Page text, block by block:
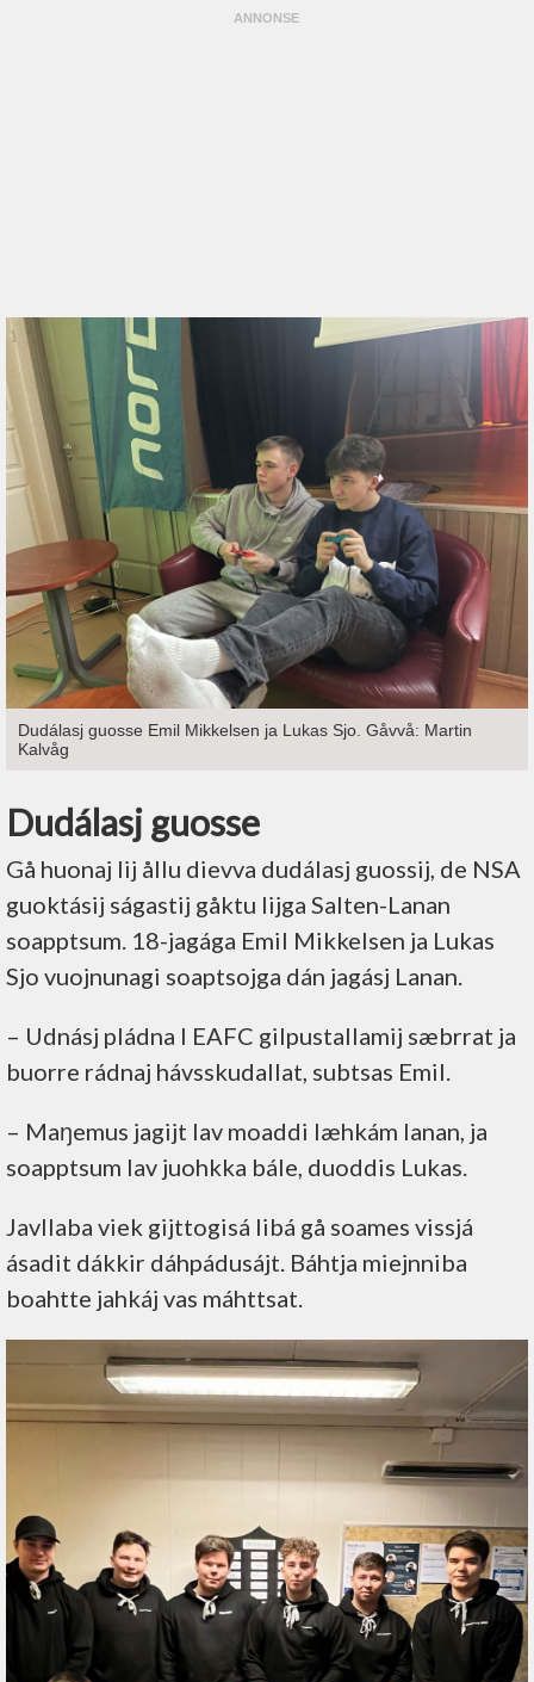
Dudálasj guosse Emil Mikkelsen ja Lukas Sjo. Gåvvå: Martin
Kalvåg
Dudálasj guosse
Gå huonaj lij ållu dievva dudálasj guossij, de NSA
guoktásij ságastij gåktu lijga Salten-Lanan
soapptsum. 18-jagága Emil Mikkelsen ja Lukas
Sjo vuojnunagi soaptsojga dán jagásj Lanan.
– Udnásj pládna l EAFC gilpustallamij sæbrrat ja
buorre rádnaj hávsskudallat, subtsas Emil.
– Maŋemus jagijt lav moaddi læhkám lanan, ja
soapptsum lav juohkka bále, duoddis Lukas.
Javllaba viek gijttogisá libá gå soames vissjá
ásadit dákkir dáhpádusájt. Báhtja miejnniba
boahtte jahkáj vas máhttsat.